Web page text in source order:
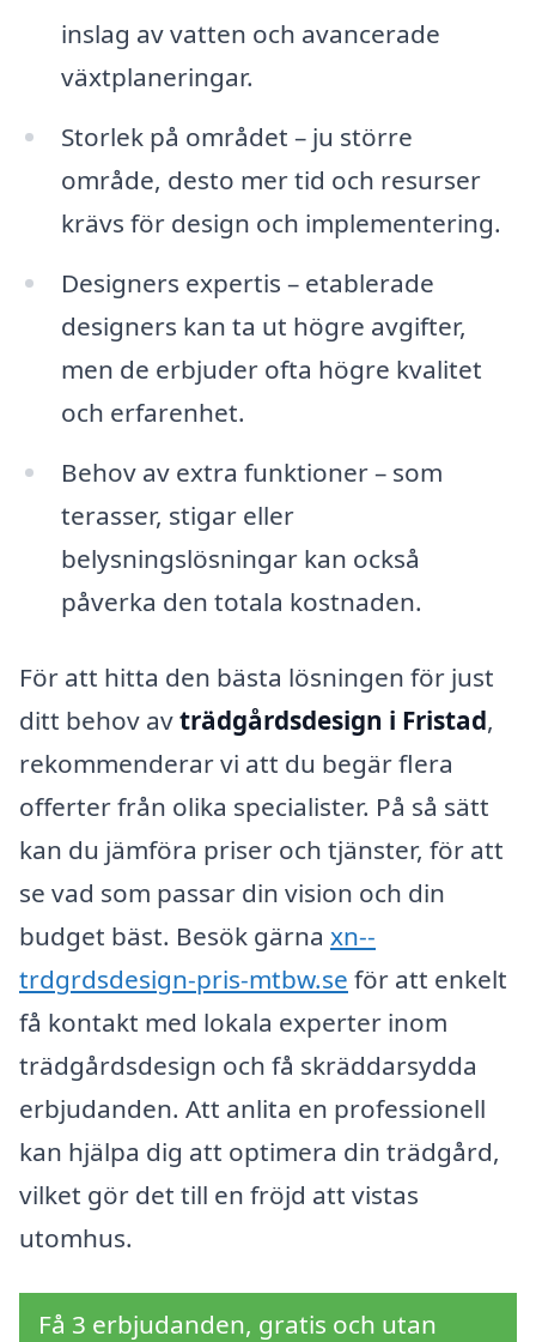
inslag av vatten och avancerade
växtplaneringar.
Storlek på området – ju större
område, desto mer tid och resurser
krävs för design och implementering.
Designers expertis – etablerade
designers kan ta ut högre avgifter,
men de erbjuder ofta högre kvalitet
och erfarenhet.
Behov av extra funktioner – som
terasser, stigar eller
belysningslösningar kan också
påverka den totala kostnaden.
För att hitta den bästa lösningen för just
ditt behov avträdgårdsdesign i Fristad,
rekommenderar vi att du begär flera
offerter från olika specialister. På så sätt
kan du jämföra priser och tjänster, för att
se vad som passar din vision och din
budget bäst. Besök gärna xn--
trdgrdsdesign-pris-mtbw.se för att enkelt
få kontakt med lokala experter inom
trädgårdsdesign och få skräddarsydda
erbjudanden. Att anlita en professionell
kan hjälpa dig att optimera din trädgård,
vilket gör det till en fröjd att vistas
utomhus.
Få 3 erbjudanden, gratis och utan